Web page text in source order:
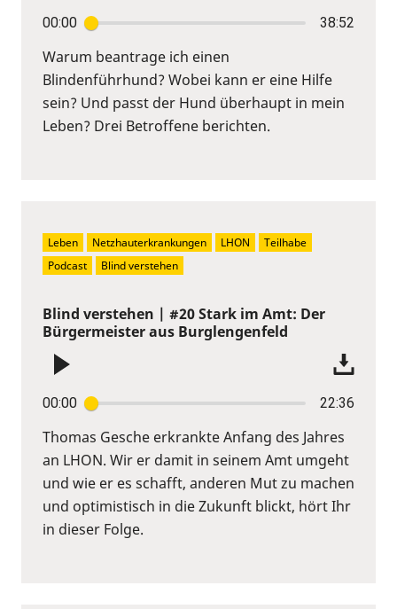
00:00 38:52
Warum beantrage ich einen
Blindenführhund? Wobei kann er eine Hilfe
sein? Und passt der Hund überhaupt in mein
Leben? Drei Betroffene berichten.
Blind verstehen | #20 Stark im Amt: Der
Bürgermeister aus Burglengenfeld
00:00 22:36
Thomas Gesche erkrankte Anfang des Jahres
an LHON. Wir er damit in seinem Amt umgeht
und wie er es schafft, anderen Mut zu machen
und optimistisch in die Zukunft blickt, hört Ihr
in dieser Folge.
Leben Netzhauterkrankungen LHON
Teilhabe
Podcast
Blind verstehen